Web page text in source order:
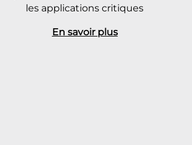
les applications critiques
En savoir plus